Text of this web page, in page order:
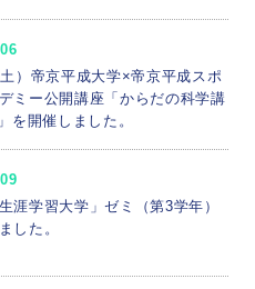
）帝京平成大学×帝京平成スポ
ミー公開講座「からだの科学講
を開催しました。
涯学習大学」ゼミ（第3学年）
した。